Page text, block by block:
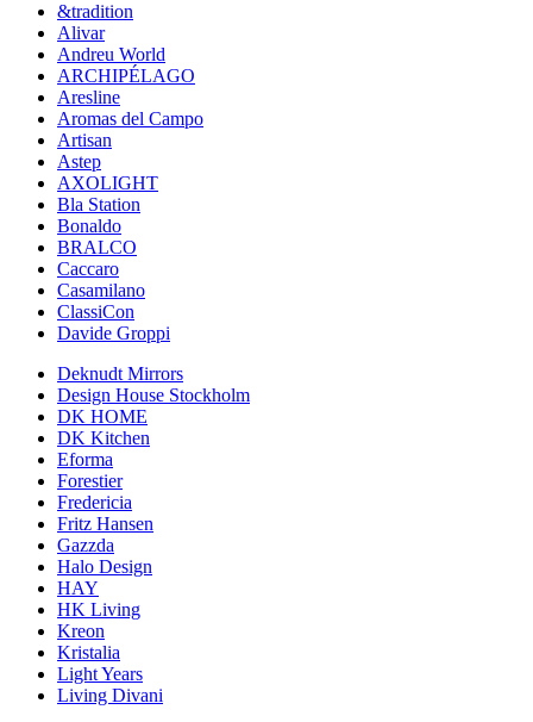
&tradition
Alivar
Andreu World
ARCHIPÉLAGO
Aresline
Aromas del Campo
Artisan
Astep
AXOLIGHT
Bla Station
Bonaldo
BRALCO
Caccaro
Casamilano
ClassiCon
Davide Groppi
Deknudt Mirrors
Design House Stockholm
DK HOME
DK Kitchen
Eforma
Forestier
Fredericia
Fritz Hansen
Gazzda
Halo Design
HAY
HK Living
Kreon
Kristalia
Light Years
Living Divani